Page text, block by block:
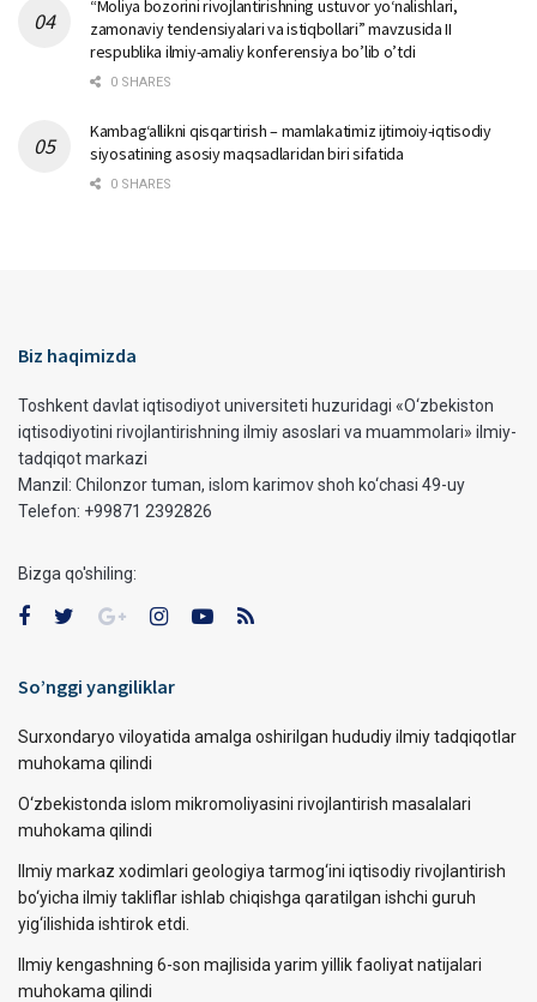
“Moliya bozorini rivojlantirishning ustuvor yo‘nalishlari,
zamonaviy tendensiyalari va istiqbollari” mavzusida II
respublika ilmiy-amaliy konferensiya bo’lib o’tdi
0 SHARES
Kambag‘allikni qisqartirish – mamlakatimiz ijtimoiy-iqtisodiy
siyosatining asosiy maqsadlaridan biri sifatida
0 SHARES
Biz haqimizda
Toshkent davlat iqtisodiyot universiteti huzuridagi «O‘zbekiston
iqtisodiyotini rivojlantirishning ilmiy asoslari va muammolari» ilmiy-
tadqiqot markazi
Manzil: Chilonzor tuman, islom karimov shoh ko‘chasi 49-uy
Telefon: +99871 2392826
Bizga qo'shiling:
So’nggi yangiliklar
Surxondaryo viloyatida amalga oshirilgan hududiy ilmiy tadqiqotlar
muhokama qilindi
O‘zbekistonda islom mikromoliyasini rivojlantirish masalalari
muhokama qilindi
Ilmiy markaz xodimlari geologiya tarmog‘ini iqtisodiy rivojlantirish
bo‘yicha ilmiy takliflar ishlab chiqishga qaratilgan ishchi guruh
yig‘ilishida ishtirok etdi.
Ilmiy kengashning 6-son majlisida yarim yillik faoliyat natijalari
muhokama qilindi